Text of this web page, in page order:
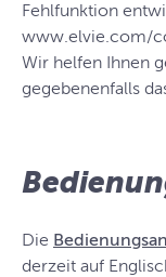
Fehlfunktion
www.elvie.com/
Wir helfen Ihnen
gegebenenfalls
Die
derzeit auf